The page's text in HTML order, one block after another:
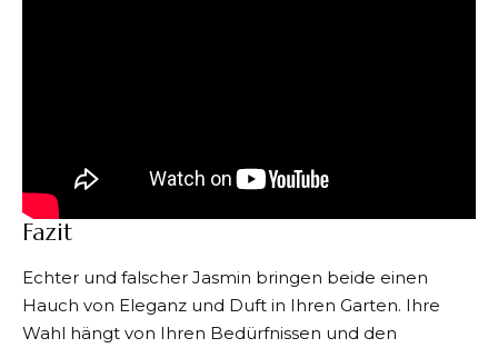
Fazit
Echter und falscher Jasmin bringen beide einen
Hauch von Eleganz und Duft in Ihren Garten. Ihre
Wahl hängt von Ihren Bedürfnissen und den